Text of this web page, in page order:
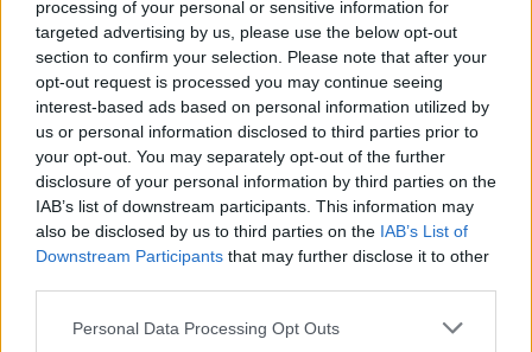
processing of your personal or sensitive information for
targeted advertising by us, please use the below opt-out
section to confirm your selection. Please note that after your
opt-out request is processed you may continue seeing
interest-based ads based on personal information utilized by
us or personal information disclosed to third parties prior to
your opt-out. You may separately opt-out of the further
disclosure of your personal information by third parties on the
IAB’s list of downstream participants. This information may
also be disclosed by us to third parties on the IAB’s List of
Downstream Participants that may further disclose it to other
Personal Data Processing Opt Outs
Ο Δημήτρης Σαμόλης εξομολογείται: «Έχω
υπάρξει πολύ κακοποιητικός»
CELEBRITIES